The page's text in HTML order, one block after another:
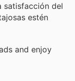
satisfacción del
estén
and enjoy